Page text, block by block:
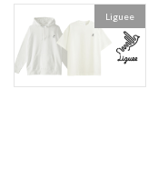
Liguee